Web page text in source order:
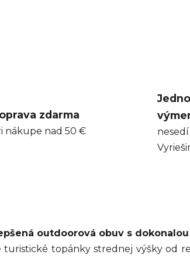
zdarma
nákupe nad 50 €
outdoorová obuv s
turistické topánky strednej výšky od